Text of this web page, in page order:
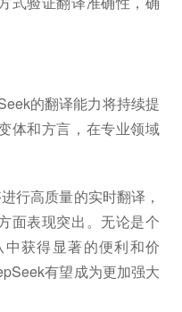
的翻译能力将持续提
体和方言，在专业领域
行高质量的实时翻译，
面表现突出。无论是个
获得显著的便利和价
有望成为更加强大